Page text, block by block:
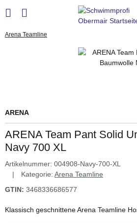
Arena Teamline
ARENA
ARENA Team Pant Solid
Navy 700 XL
Artikelnummer: 004908-Navy-700-XL
Kategorie: Arena Teamline
GTIN: 3468336686577
Klassisch geschnittene Arena Teamline